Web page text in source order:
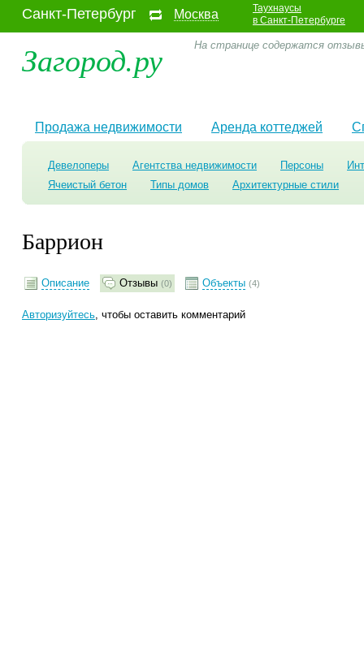
Санкт-Петербург Москва
Таухнаусы
в Санкт-Петербурге
Загород.ру На странице содержатся
Продажа недвижимости Аренда коттеджей
Девелоперы Агентства недвижимости Персоны
Ячеистый бетон
Типы домов Архитектурные стили
Баррион
Описание Отзывы (0) Объекты (4)
Авторизуйтесь, чтобы оставить комментарий